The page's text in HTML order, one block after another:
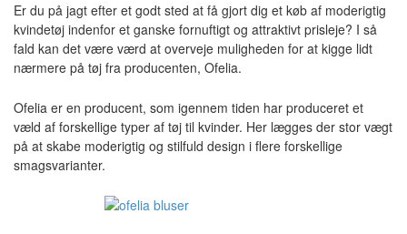
Er du på jagt efter et godt sted at få gjort dig et køb af moderigtig
kvindetøj indenfor et ganske fornuftigt og attraktivt prisleje? I så
fald kan det være værd at overveje muligheden for at kigge lidt
nærmere på tøj fra producenten, Ofelia.
Ofelia er en producent, som igennem tiden har produceret et
væld af forskellige typer af tøj til kvinder. Her lægges der stor vægt
på at skabe moderigtig og stilfuld design i flere forskellige
smagsvarianter.